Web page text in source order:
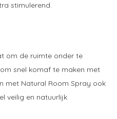
stimulerend.
om de ruimte onder te
snel komaf te maken met
met Natural Room Spray ook
veilig en natuurlijk